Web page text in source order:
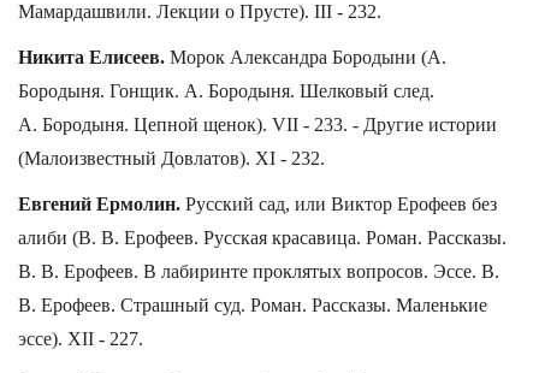
Мамардашвили. Лекции о Прусте). III - 232.
Никита Елисеев. Морок Александра Бородыни (А.
Бородыня. Гонщик. А. Бородыня. Шелковый след.
А. Бородыня. Цепной щенок). VII - 233. - Другие истории
(Малоизвестный Довлатов). XI - 232.
Евгений Ермолин. Русский сад, или Виктор Ерофеев без
алиби (В. В. Ерофеев. Русская красавица. Роман. Рассказы.
В. В. Ерофеев. В лабиринте проклятых вопросов. Эссе. В.
В. Ерофеев. Страшный суд. Роман. Рассказы. Маленькие
эссе). XII - 227.